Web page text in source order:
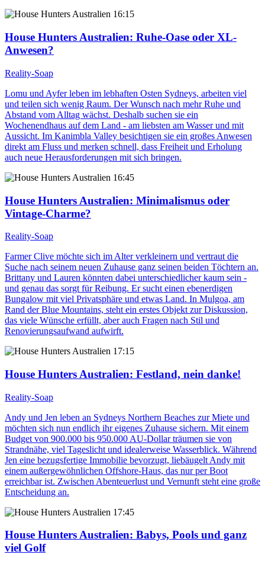
16:15
House Hunters Australien: Ruhe-Oase oder XL-
Anwesen?
Reality-Soap
Lomu und Ayfer leben im lebhaften Osten Sydneys, arbeiten viel
und teilen sich wenig Raum. Der Wunsch nach mehr Ruhe und
Abstand vom Alltag wächst. Deshalb suchen sie ein
Wochenendhaus auf dem Land - am liebsten am Wasser und mit
Aussicht. Im Kanimbla Valley besichtigen sie ein großes Anwesen
direkt am Fluss und merken schnell, dass Freiheit und Erholung
auch neue Herausforderungen mit sich bringen.
16:45
House Hunters Australien: Minimalismus oder
Vintage-Charme?
Reality-Soap
Farmer Clive möchte sich im Alter verkleinern und vertraut die
Suche nach seinem neuen Zuhause ganz seinen beiden Töchtern an.
Brittany und Lauren könnten dabei unterschiedlicher kaum sein -
und genau das sorgt für Reibung. Er sucht einen ebenerdigen
Bungalow mit viel Privatsphäre und etwas Land. In Mulgoa, am
Rand der Blue Mountains, steht ein erstes Objekt zur Diskussion,
das viele Wünsche erfüllt, aber auch Fragen nach Stil und
Renovierungsaufwand aufwirft.
17:15
House Hunters Australien: Festland, nein danke!
Reality-Soap
Andy und Jen leben an Sydneys Northern Beaches zur Miete und
möchten sich nun endlich ihr eigenes Zuhause sichern. Mit einem
Budget von 900.000 bis 950.000 AU-Dollar träumen sie von
Strandnähe, viel Tageslicht und idealerweise Wasserblick. Während
Jen eine bezugsfertige Immobilie bevorzugt, liebäugelt Andy mit
einem außergewöhnlichen Offshore-Haus, das nur per Boot
erreichbar ist. Zwischen Abenteuerlust und Vernunft steht eine große
Entscheidung an.
17:45
House Hunters Australien: Babys, Pools und ganz
viel Golf